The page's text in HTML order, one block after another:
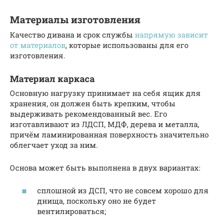
Материалы изготовления
Качество дивана и срок службы напрямую зависит
от материалов, которые использованы для его
изготовления.
Материал каркаса
Основную нагрузку принимает на себя ящик для
хранения, он должен быть крепким, чтобы
выдерживать рекомендованный вес. Его
изготавливают из ЛДСП, МДФ, дерева и металла,
причём ламинированная поверхность значительно
облегчает уход за ним.
Основа может быть выполнена в двух вариантах:
сплошной из ДСП, что не совсем хорошо для
днища, поскольку оно не будет
вентилироваться;